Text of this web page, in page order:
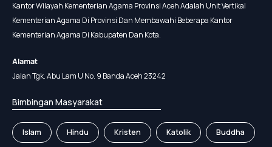
Kantor Wilayah Kementerian Agama Provinsi Aceh Adalah Unit Vertikal
Kementerian Agama Di Provinsi Dan Membawahi Beberapa Kantor
Kementerian Agama Di Kabupaten Dan Kota.
Alamat
Jalan Tgk. Abu Lam U No. 9 Banda Aceh 23242
Bimbingan Masyarakat
Islam Hindu Kristen Katolik Buddha